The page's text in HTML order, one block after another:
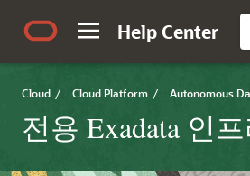
Help Center
Cloud / Cloud Platform / Autonomous
전용 Exadata 인